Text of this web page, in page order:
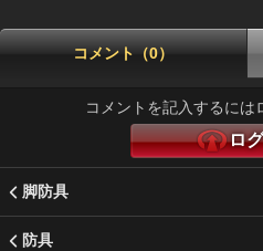
コメント（0）
コメントを記入するには
ロ
脚防具
防具